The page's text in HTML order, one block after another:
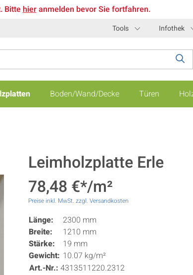
Bittehieranmelden bevor Sie fortfahren.
Tools Infothek
Boden/Wand/Decke Türen
Leimholzplatte Erle
78,48 €*/m²
Preise inkl. MwSt. zzgl. Versandkosten
Länge:
2300 mm
Breite:
1210 mm
Stärke:
19 mm
Gewicht: 10.07 kg/m²
Art.-Nr.: 4313511220.2312